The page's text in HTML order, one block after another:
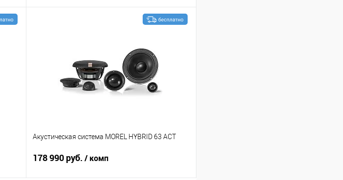
В избранное
Акустическая система MOREL HYBRID 63 ACT
178 990 руб. / комп